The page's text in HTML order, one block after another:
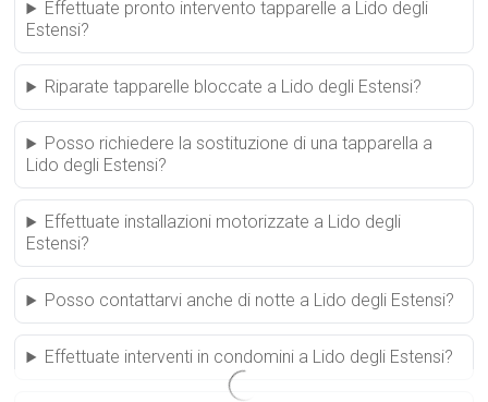
Effettuate pronto intervento tapparelle a Lido degli
Estensi?
Riparate tapparelle bloccate a Lido degli Estensi?
Posso richiedere la sostituzione di una tapparella a
Lido degli Estensi?
Effettuate installazioni motorizzate a Lido degli
Estensi?
Posso contattarvi anche di notte a Lido degli Estensi?
Effettuate interventi in condomini a Lido degli Estensi?